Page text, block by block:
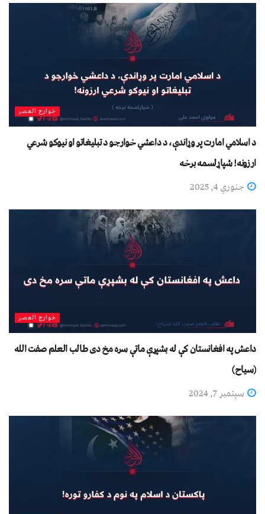
خوارج العصر
د اسلامي امارت پر وړاندې، د داعشي خوارجو د تبليغاتو او نیوکو شرعي
ارزونه! شپاړلسمه برخه
جنوري 4, 2025
خوارج العصر
داعش په افغانستان کې له بشپړې ماتې سره مخ دی طالب العلم صفت الله
(سیاح)
سپتمبر 7, 2024